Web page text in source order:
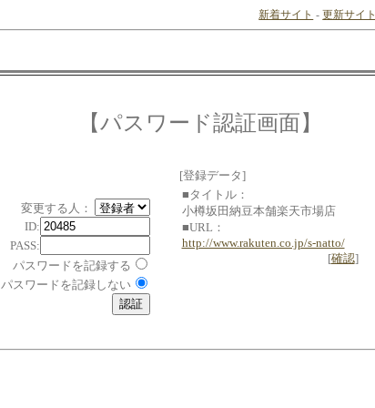
新着サイト -更新サイト
【パスワード認証画面】
変更する人：
ID:
PASS:
パスワードを記録する
パスワードを記録しない
[登録データ]
■タイトル：
小樽坂田納豆本舗楽天市場店
■URL：
http://www.rakuten.co.jp/s-natto/
[確認]